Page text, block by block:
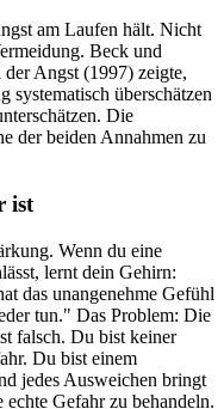
am Laufen hält. Nicht
Beck und
Angst (1997) zeigte,
systematisch überschätzen
Die
der beiden Annahmen zu
ist
Wenn du eine
lernt dein Gehirn:
das unangenehme Gefühl
tun." Das Problem: Die
falsch. Du bist keiner
Du bist einem
jedes Ausweichen bringt
Gefahr zu behandeln.